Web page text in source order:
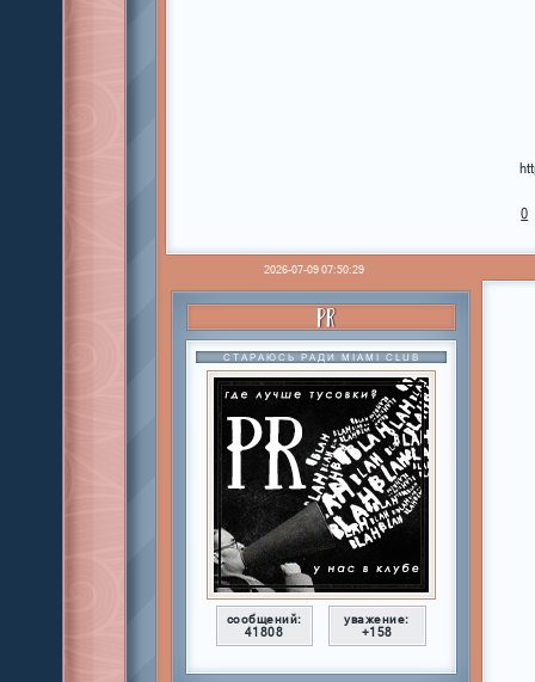
0
2026-07-09 07:50:29
PR
СТАРАЮСЬ РАДИ MIAMI CLUB
сообщений:
41808
уважение:
+158